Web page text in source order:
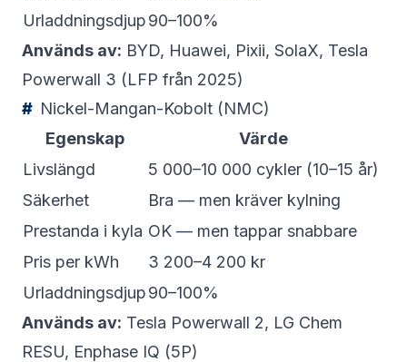
Urladdningsdjup90–100%
Används av: BYD, Huawei, Pixii, SolaX, Tesla
Powerwall 3 (LFP från 2025)
Nickel-Mangan-Kobolt (NMC)
Egenskap
Värde
Livslängd
5 000–10 000 cykler (10–15 år)
Säkerhet
Bra — men kräver kylning
Prestanda i kyla OK — men tappar snabbare
Pris per kWh
3 200–4 200 kr
Urladdningsdjup90–100%
Används av: Tesla Powerwall 2, LG Chem
RESU, Enphase IQ (5P)